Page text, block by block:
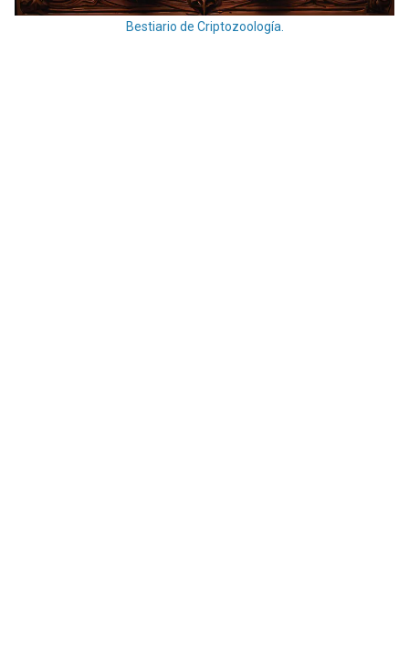
Bestiario de Criptozoología.